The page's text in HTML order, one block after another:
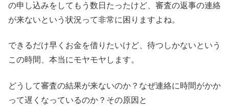
の申し込みをしてもう数日たったけど、審査の返事の連絡
が来ないという状況って非常に困りますよね。
できるだけ早くお金を借りたいけど、待つしかないという
この時間、本当にモヤモヤします。
どうして審査の結果が来ないのか？なぜ連絡に時間がかか
って遅くなっているのか？その原因と